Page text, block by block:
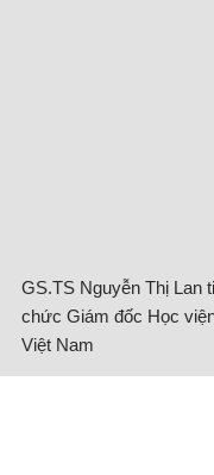
GS.TS Nguyễn Thị Lan
chức Giám đốc Học
Việt Nam